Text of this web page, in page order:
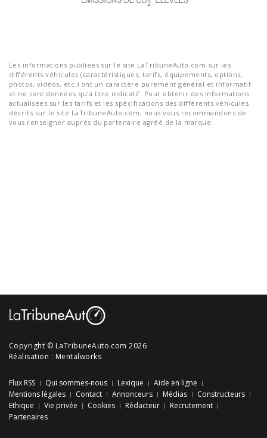
Les informations publiées sur le site LaTribuneAuto.com sur les
différents véhicules (caractéristiques, tarifs, équipements, options,
photos, vidéos, etc.) ont un caractère purement général et informatif
et ne sont données qu'à titre indicatif. Pour obtenir des informations
actualisées sur les tarifs et les spécifications des différents véhicules
décrits sur le site LaTribuneAuto.com, nous vous recommandons de
vous renseigner auprès du partenaire agréé de la marque.
Copyright © LaTribuneAuto.com 2026
Réalisation : Mentalworks
Flux RSS Qui sommes-nous Lexique
Aide en ligne
Mentions légales
Contact Annonceurs Médias
Constructeurs
Ethique
Vie privée Cookies Rédacteur
Recrutement
Partenaires